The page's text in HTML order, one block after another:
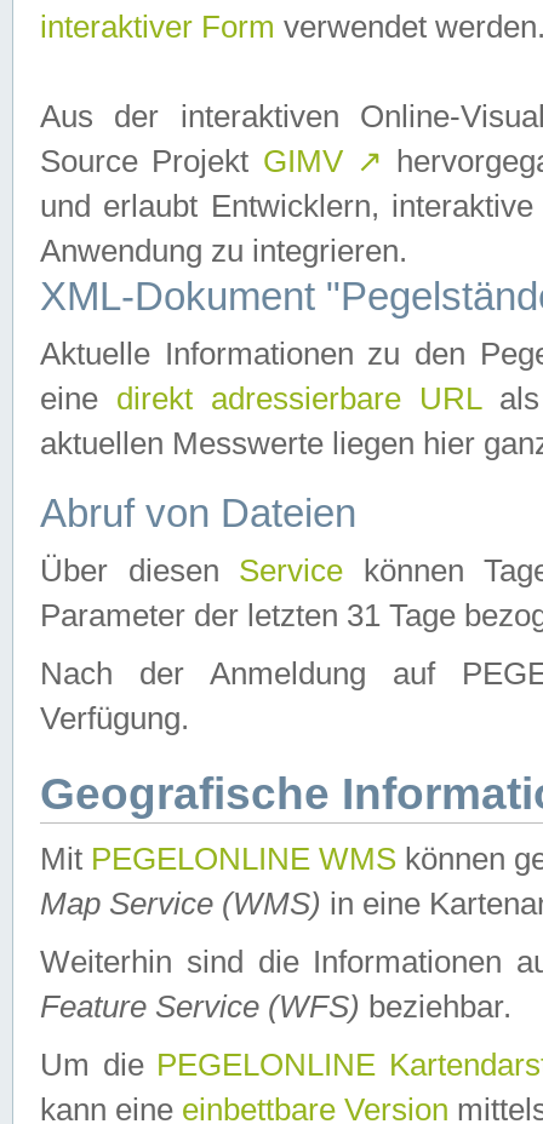
interaktiver Form verwendet
Aus der interaktiven Online-
Source Projekt GIMV ↗
und erlaubt Entwicklern,
Anwendung zu integrieren.
XML-Dokument
Aktuelle Informationen zu den
eine direkt adressierbare URLals
aktuellen Messwerte liegen hier
Abruf von Dateien
Über diesen Service können
Parameter der letzten 31 Tage
Nach der Anmeldung auf
Verfügung.
Geografische
Mit PEGELONLINE WMS können
Map Service (WMS) in eine
Weiterhin sind die Informationen
Feature Service (WFS) beziehbar.
Um die PEGELONLINE
kann eine einbettbare Version